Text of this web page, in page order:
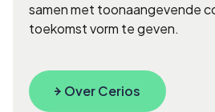
samen met toonaangevende
toekomst vorm te geven.
Over Cerios